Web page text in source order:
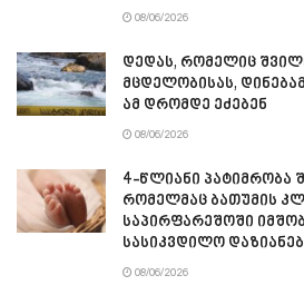
08/06/2026
დედას, რომელიც
მცდელობისას,
ამ დრომდე ეძებენ
08/06/2026
4-წლიანი პატიმრობა
რომელმაც ბათუმის
საპირფარეშოში
სასიკვდილო
08/06/2026